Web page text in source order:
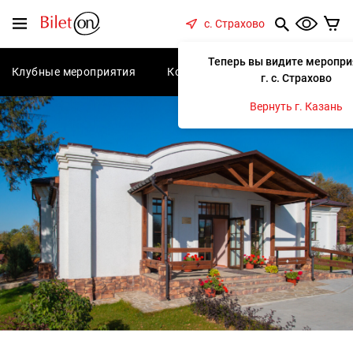
Меню
с. Страхово
Теперь вы видите
г. с. Страхово
Вернуть г. Казань
Клубные мероприятия Концерты Спектакли